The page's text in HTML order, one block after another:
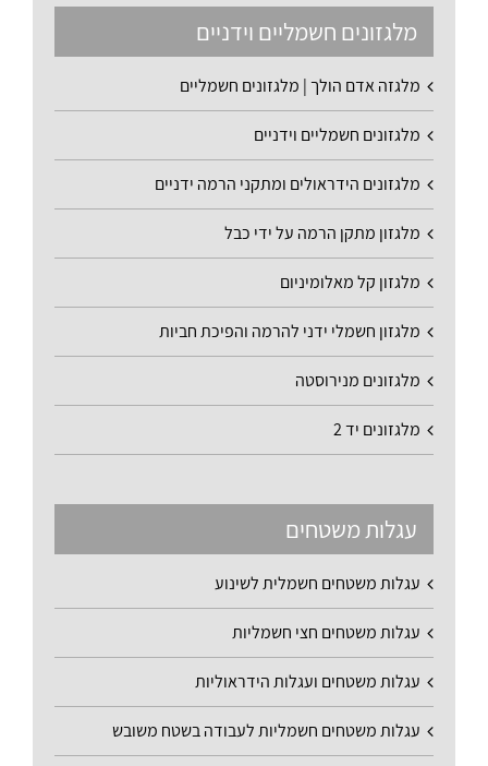
מלגזונים חשמליים וידניים
מלגזה אדם הולך | מלגזונים חשמליים
מלגזונים חשמליים וידניים
מלגזונים הידראולים ומתקני הרמה ידניים
מלגזון מתקן הרמה על ידי כבל
מלגזון קל מאלומיניום
מלגזון חשמלי ידני להרמה והפיכת חביות
מלגזונים מנירוסטה
מלגזונים יד 2
עגלות משטחים
עגלות משטחים חשמלית לשינוע
עגלות משטחים חצי חשמליות
עגלות משטחים ועגלות הידראוליות
עגלות משטחים חשמליות לעבודה בשטח משובש